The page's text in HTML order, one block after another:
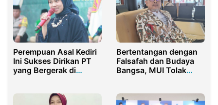
Perempuan Asal Kediri
Ini Sukses Dirikan PT
yang Bergerak di
Bertentangan dengan
Falsafah dan Budaya
Bangsa, MUI Tolak